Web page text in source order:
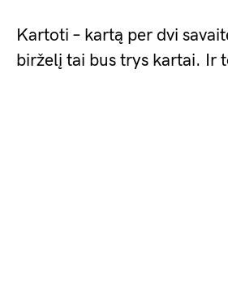
Kartoti – kartą per dvi
birželį tai bus trys kartai. Ir